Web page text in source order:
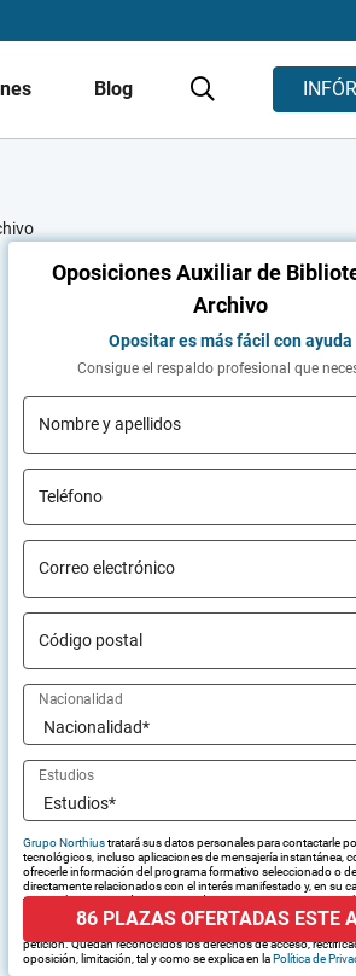
Blog
Oposiciones Auxiliar de
Archivo
Opositar es más fácil con ayuda
Consigue el respaldo profesional que
Nombre y apellidos
Teléfono
Correo electrónico
Código postal
Nacionalidad
Estudios
Grupo Northiustratará sus datos personales para contactarle
tecnológicos, incluso aplicaciones de mensajería instantánea,
ofrecerle información del programa formativo seleccionado o
directamente relacionados con el interés manifestado y, en su
tramitar la contratación correspondiente. Compartiremos su
empresas que conforman elGrupo Northius, con el objeto de
puedan hacerle llegar la mejor oferta de productos y servicios de
petición. Quedan reconocidos los derechos de acceso,
oposición, limitación, tal y como se explica en laPolítica de
86 PLAZAS OFERTADAS ESTE